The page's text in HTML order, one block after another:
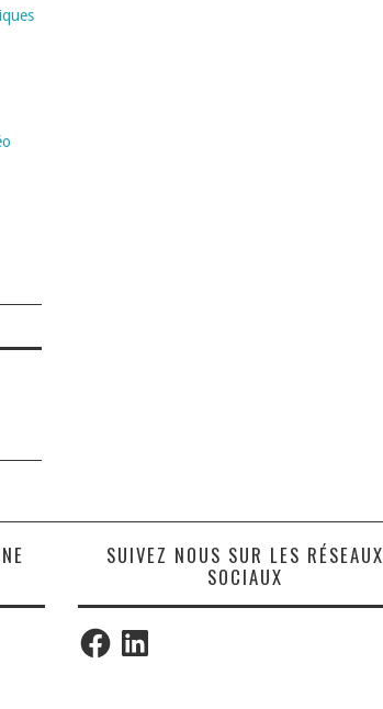
SUIVEZ NOUS SUR LES RÉSEAUX
SOCIAUX
FacebookLinkedIn